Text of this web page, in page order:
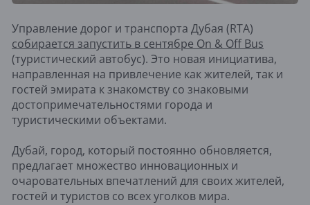
Управление дорог и транспорта Дубая (RTA)
собирается запустить в сентябре On & Off Bus
(туристический автобус). Это новая инициатива,
направленная на привлечение как жителей, так и
гостей эмирата к знакомству со знаковыми
достопримечательностями города и
туристическими объектами.
Дубай, город, который постоянно обновляется,
предлагает множество инновационных и
очаровательных впечатлений для своих жителей,
гостей и туристов со всех уголков мира.